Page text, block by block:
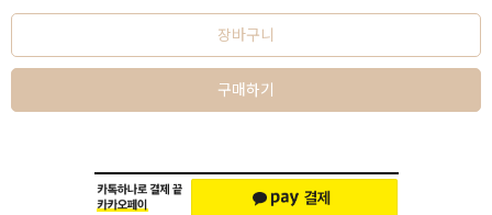
장바구니
구매하기